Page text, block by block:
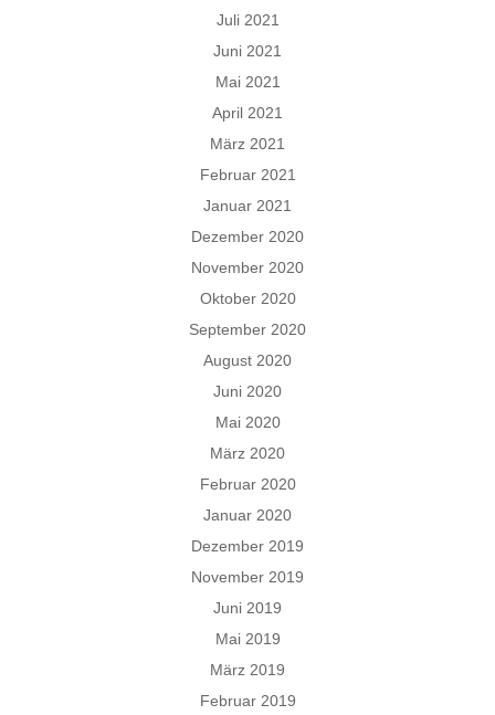
Juli 2021
Juni 2021
Mai 2021
April 2021
März 2021
Februar 2021
Januar 2021
Dezember 2020
November 2020
Oktober 2020
September 2020
August 2020
Juni 2020
Mai 2020
März 2020
Februar 2020
Januar 2020
Dezember 2019
November 2019
Juni 2019
Mai 2019
März 2019
Februar 2019